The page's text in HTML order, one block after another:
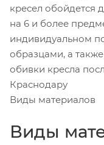
кресел обойдется
на 6 и более
индивидуальном
образцами, а
обивки кресла
Краснодару
Виды материалов
Виды